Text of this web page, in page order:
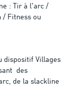
: Tir à l'arc /
/ Fitness ou
dispositif Villages
des
de la slackline